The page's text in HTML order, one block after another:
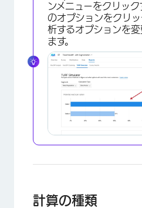
ンメニューをクリッ
のオプションをクリ
析するオプションを
ます。
計算の種類